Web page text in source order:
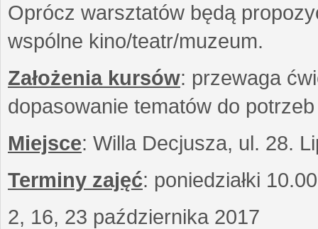
Oprócz warsztatów będą
wspólne kino/teatr/muzeum.
Założenia kursów: przewaga
dopasowanie tematów do
Miejsce: Willa Decjusza, ul. 28.
Terminy zajęć: poniedziałki
2, 16, 23 października 2017